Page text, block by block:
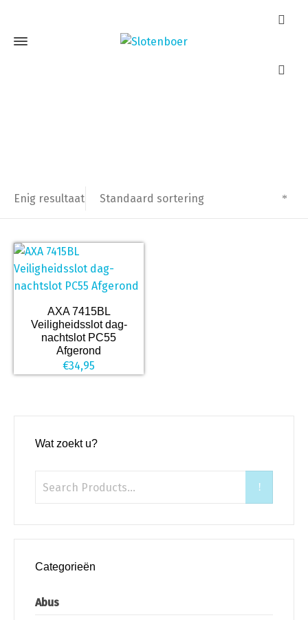
Enig resultaat Standaard sortering
AXA 7415BL
Veiligheidsslot dag-
nachtslot PC55
Afgerond
€34,95
Wat zoekt u?
Categorieën
Abus